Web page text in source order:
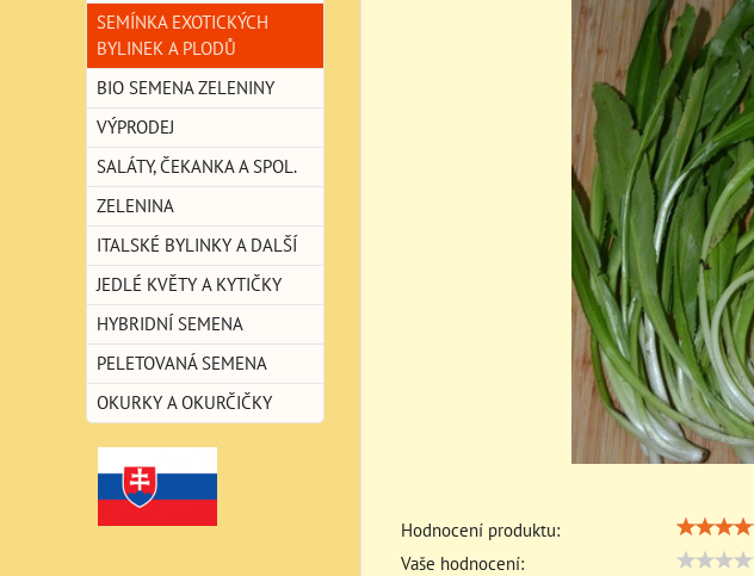
Hodnocení produktu:
Vaše hodnocení:
SEMÍNKA EXOTICKÝCH
BYLINEK A PLODŮ
BIO SEMENA ZELENINY
VÝPRODEJ
SALÁTY, ČEKANKA A SPOL.
ZELENINA
ITALSKÉ BYLINKY A DALŠÍ
JEDLÉ KVĚTY A KYTIČKY
HYBRIDNÍ SEMENA
PELETOVANÁ SEMENA
OKURKY A OKURČIČKY